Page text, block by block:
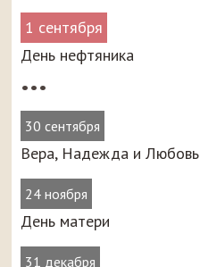
1 сентября
День нефтяника
•••
30 сентября
Вера, Надежда и Любовь
24 ноября
День матери
31 декабря